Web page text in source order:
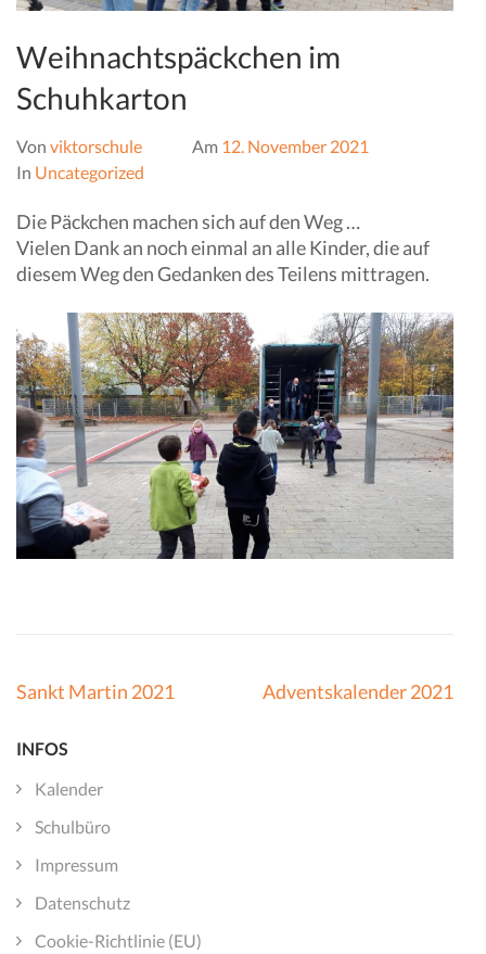
Weihnachtspäckchen im
Schuhkarton
Von viktorschule Am 12. November 2021
In Uncategorized
Die Päckchen machen sich auf den Weg …
Vielen Dank an noch einmal an alle Kinder, die auf
diesem Weg den Gedanken des Teilens mittragen.
Beitragsnavigation
Sankt Martin 2021 Adventskalender 2021
INFOS
Kalender
Schulbüro
Impressum
Datenschutz
Cookie-Richtlinie (EU)